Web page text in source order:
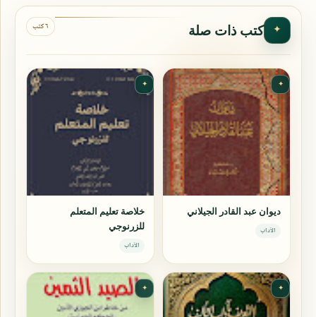
✦ كتب ذات صلة ٦ كتب
✦
ديوان عبد القادر الجيلاني
الآداب
✦
خلاصة تعليم المتعلم
للزرنوجي
الآداب
✦
✦